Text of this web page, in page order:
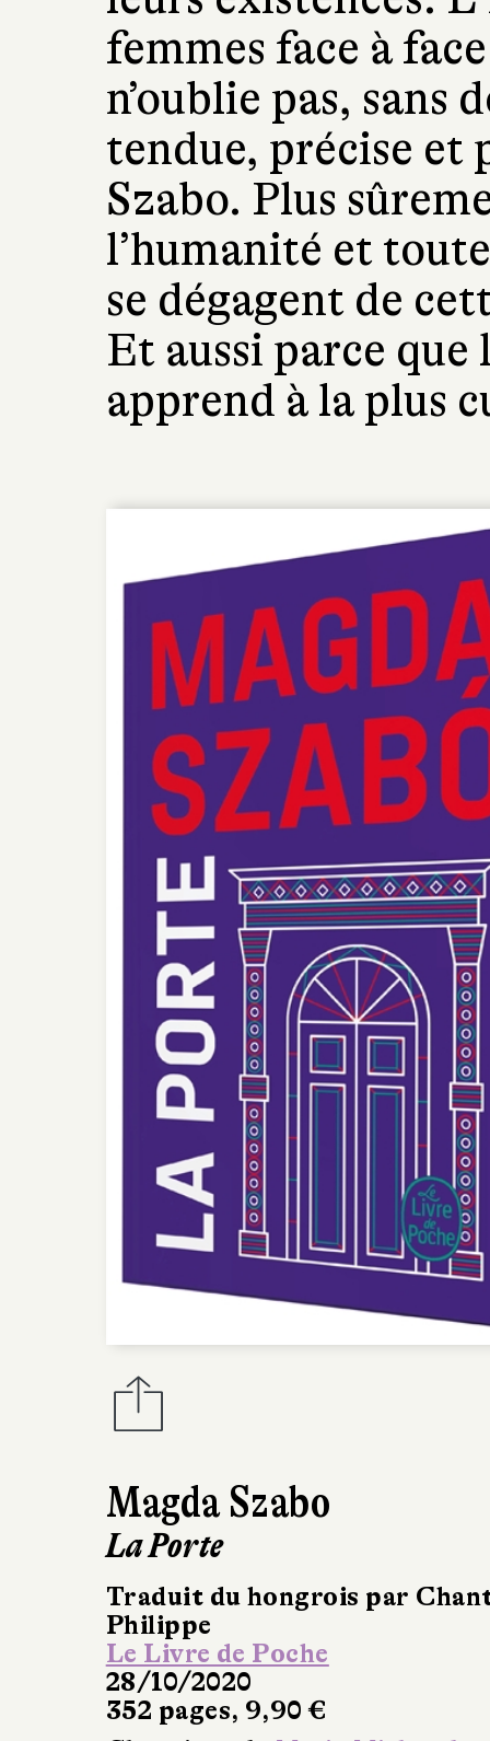
Magda Szabo
La Porte
Traduit du hongrois par
Philippe
Le Livre de Poche
28/10/2020
352 pages, 9,90 €
femmes face à
n’oublie pas, sans
tendue, précise et
Szabo. Plus
l’humanité et
se dégagent de
Et aussi parce
apprend à la plus